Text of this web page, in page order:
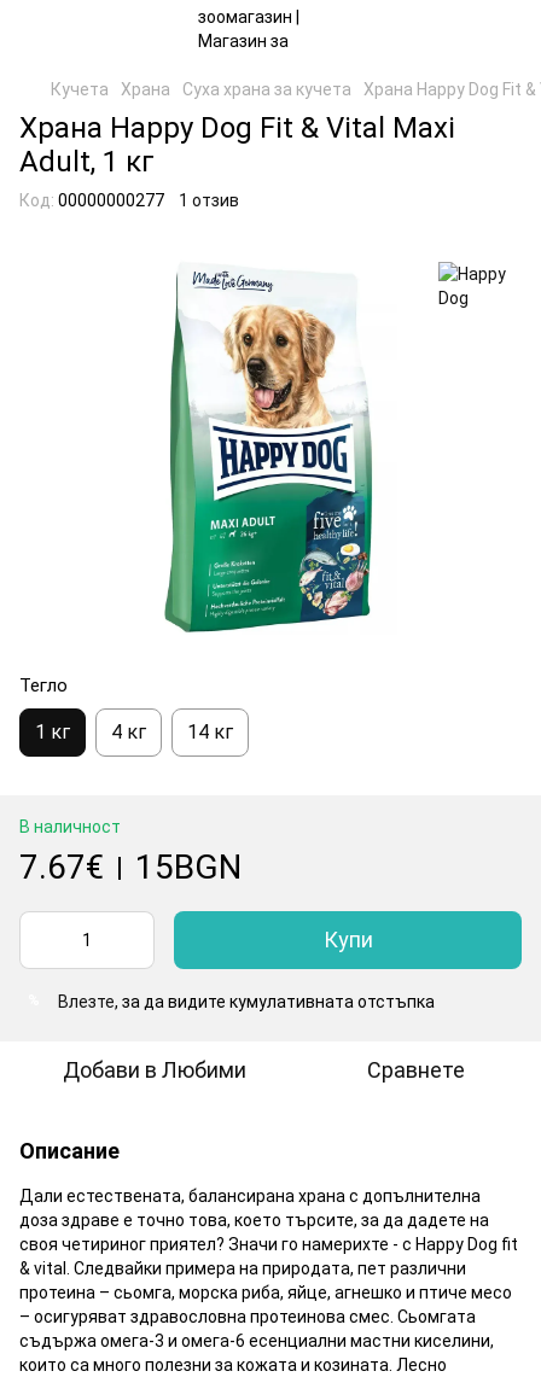
Кучета Храна Суха храна за кучета Храна Happy Dog Fit
Храна Happy Dog Fit & Vital Maxi
Adult, 1 кг
Код: 00000000277 1 отзив
Тегло
1 кг 4 кг 14 кг
В наличност
7.67€ | 15BGN
Купи
Влезте, за да видите кумулативната отстъпка
Добави в Любими Сравнете
Описание
Дали естествената, балансирана храна с допълнителна
доза здраве е точно това, което търсите, за да дадете на
своя четириног приятел? Значи го намерихте - с Happy Dog fit
& vital. Следвайки примера на природата, пет различни
протеина – сьомга, морска риба, яйце, агнешко и птиче месо
– осигуряват здравословна протеинова смес. Сьомгата
съдържа омега-3 и омега-6 есенциални мастни киселини,
които са много полезни за кожата и козината. Лесно